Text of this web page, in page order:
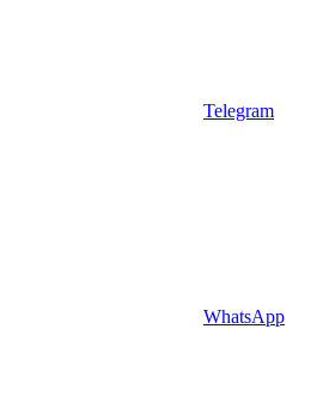
Telegram
WhatsApp